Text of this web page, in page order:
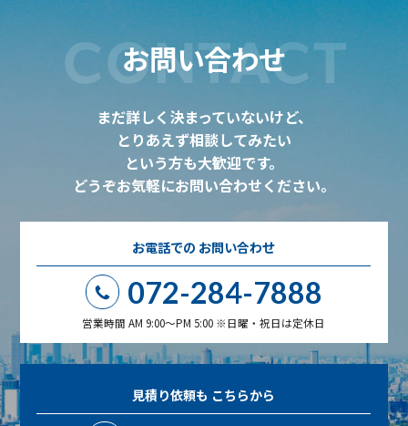
お問い合わせ
CONTACT
まだ詳しく決まっていないけど、
とりあえず相談してみたい
という方も大歓迎です。
どうぞお気軽にお問い合わせください。
お電話での お問い合わせ
072-284-7888
営業時間 AM 9:00～PM 5:00 ※日曜・祝日は定休日
見積り依頼も こちらから